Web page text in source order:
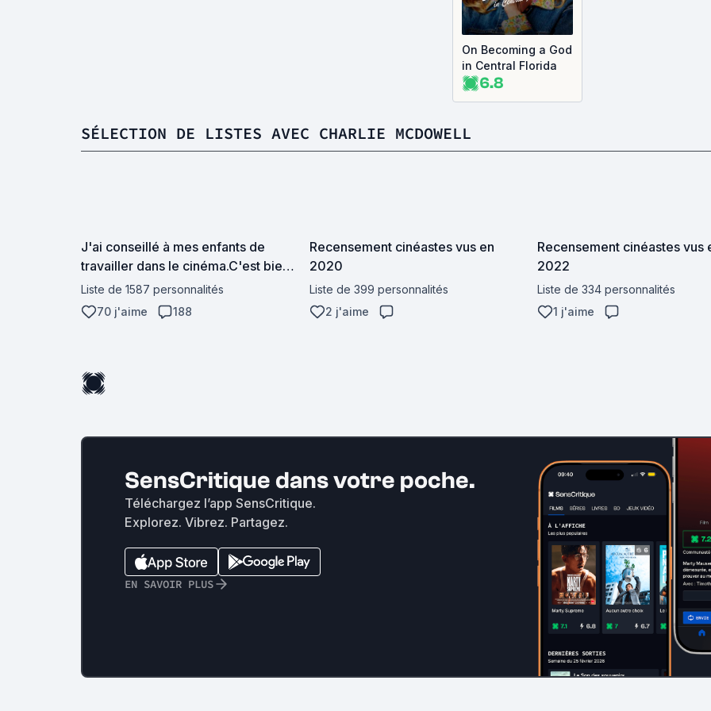
On Becoming a God
in Central Florida
6.8
SÉLECTION DE LISTES AVEC CHARLIE MCDOWELL
J'ai conseillé à mes enfants de
travailler dans le cinéma.C'est bien
payé et on est nourri à midi
Liste de 1587 personnalités
70 j'aime
188
Recensement cinéastes vus en
2020
Liste de 399 personnalités
2 j'aime
Recensement cinéastes vus
2022
Liste de 334 personnalités
1 j'aime
SensCritique dans votre poche.
Téléchargez l’app SensCritique.
Explorez. Vibrez. Partagez.
EN SAVOIR PLUS